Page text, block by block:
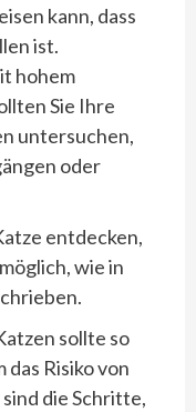
kann, dass
ist.
hohem
Sie Ihre
untersuchen,
oder
entdecken,
wie in
sollte so
Risiko von
die Schritte,